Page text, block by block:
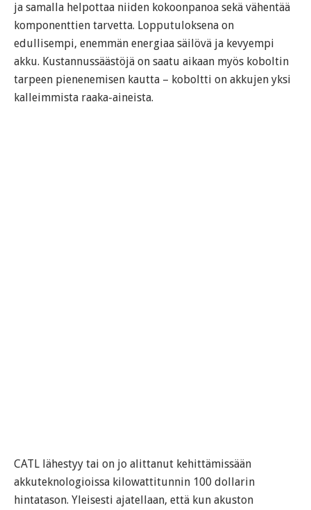
ja samalla helpottaa niiden kokoonpanoa sekä vähentää
komponenttien tarvetta. Lopputuloksena on
edullisempi, enemmän energiaa säilövä ja kevyempi
akku. Kustannussäästöjä on saatu aikaan myös koboltin
tarpeen pienenemisen kautta – koboltti on akkujen yksi
kalleimmista raaka-aineista.
CATL lähestyy tai on jo alittanut kehittämissään
akkuteknologioissa kilowattitunnin 100 dollarin
hintatason. Yleisesti ajatellaan, että kun akuston